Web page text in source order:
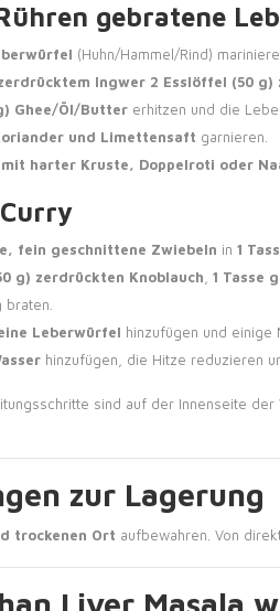
gebratene
(Huhn/Hammel/Rind)
Ingwer 2 Esslöffel (50 g)
Ghee/Öl/Butter erhitzen und die
und Limettensaft garnieren.
harter Kruste, Doppelroti oder
fein geschnittene Zwiebeln in 1
g) zerdrückten Knoblauch 1 Tasse
braten.
Leberwürfel hinzufügen und einige
hinzufügen, die Hitze reduzieren
sind auf der Innenseite
zur Lagerung
trockenen Ort aufbewahren. Von